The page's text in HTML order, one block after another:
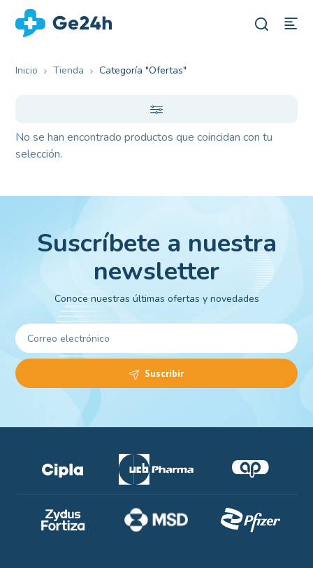
Inicio Tienda Categoría "Ofertas"
No se han encontrado productos que coincidan con tu
selección.
Suscríbete a nuestra
newsletter
Conoce nuestras últimas ofertas y novedades
Suscribir